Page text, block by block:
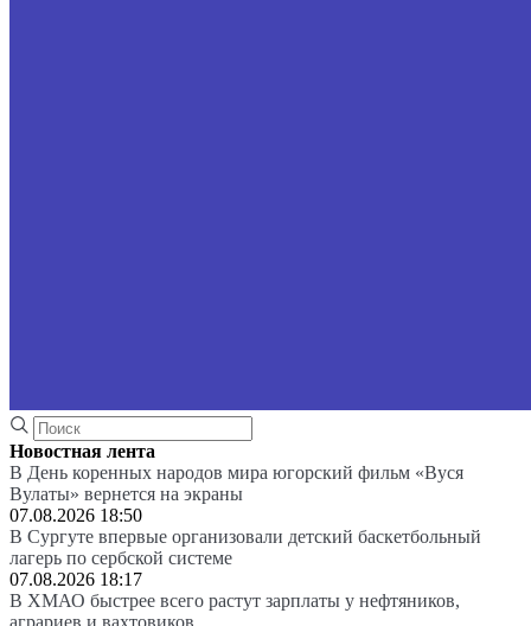
Новостная лента
В День коренных народов мира югорский фильм «Вуся
Вулаты» вернется на экраны
07.08.2026 18:50
В Сургуте впервые организовали детский баскетбольный
лагерь по сербской системе
07.08.2026 18:17
В ХМАО быстрее всего растут зарплаты у нефтяников,
аграриев и вахтовиков